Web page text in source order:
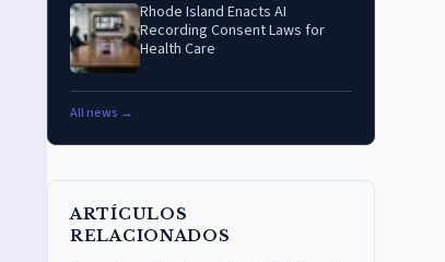
Rhode Island Enacts AI
Recording Consent Laws for
Health Care
All news →
ARTÍCULOS
RELACIONADOS